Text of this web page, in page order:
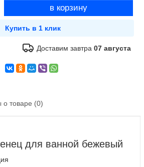
Доставим завтра07 августа
о товаре (0)
для ванной бежевый